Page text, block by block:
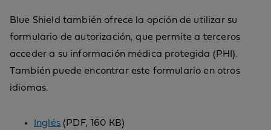
Blue Shield también ofrece la opción de utilizar su
formulario de autorización, que permite a terceros
acceder a su información médica protegida (PHI).
También puede encontrar este formulario en otros
idiomas.
Inglés(PDF, 160 KB)